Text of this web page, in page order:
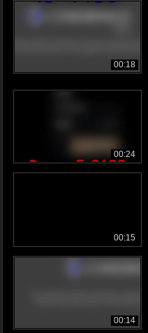
00:18
00:24
00:15
00:14